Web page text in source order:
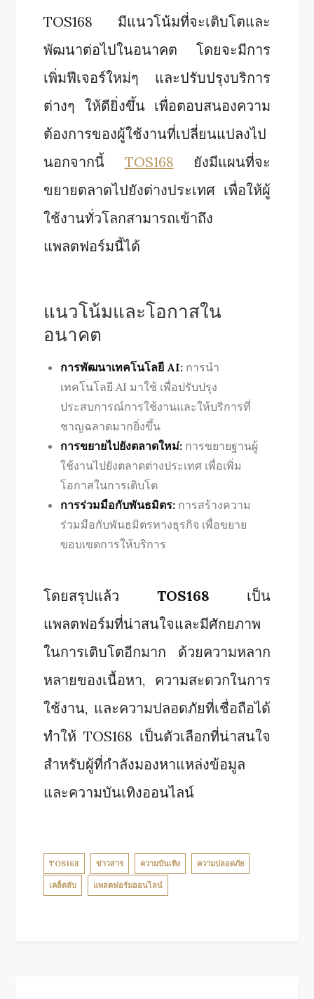
TOS168 มีแนวโน้มที่จะเติบโตและ
พัฒนาต่อไปในอนาคต โดยจะมีการ
เพิ่มฟีเจอร์ใหม่ๆ และปรับปรุงบริการ
ต่างๆ ให้ดียิ่งขึ้น เพื่อตอบสนองความ
ต้องการของผู้ใช้งานที่เปลี่ยนแปลงไป
นอกจากนี้ TOS168 ยังมีแผนที่จะ
ขยายตลาดไปยังต่างประเทศ เพื่อให้ผู้
ใช้งานทั่วโลกสามารถเข้าถึง
แพลตฟอร์มนี้ได้
แนวโน้มและโอกาสใน
อนาคต
การพัฒนาเทคโนโลยี AI: การนำ
เทคโนโลยี AI มาใช้ เพื่อปรับปรุง
ประสบการณ์การใช้งานและให้บริการที่
ชาญฉลาดมากยิ่งขึ้น
การขยายไปยังตลาดใหม่: การขยายฐานผู้
ใช้งานไปยังตลาดต่างประเทศ เพื่อเพิ่ม
โอกาสในการเติบโต
การร่วมมือกับพันธมิตร: การสร้างความ
ร่วมมือกับพันธมิตรทางธุรกิจ เพื่อขยาย
ขอบเขตการให้บริการ
โดยสรุปแล้ว TOS168 เป็น
แพลตฟอร์มที่น่าสนใจและมีศักยภาพ
ในการเติบโตอีกมาก ด้วยความหลาก
หลายของเนื้อหา, ความสะดวกในการ
ใช้งาน, และความปลอดภัยที่เชื่อถือได้
ทำให้ TOS168 เป็นตัวเลือกที่น่าสนใจ
สำหรับผู้ที่กำลังมองหาแหล่งข้อมูล
และความบันเทิงออนไลน์
TOS168 ข่าวสาร ความบันเทิง ความปลอดภัย
เคล็ดลับ แพลตฟอร์มออนไลน์